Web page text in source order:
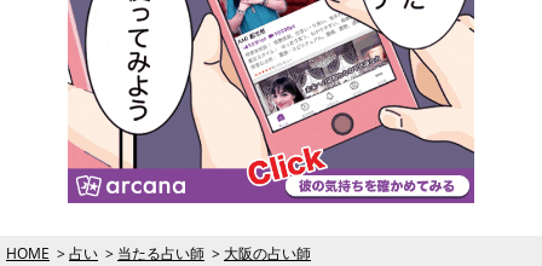
HOME 占い 当たる占い師 大阪の占い師